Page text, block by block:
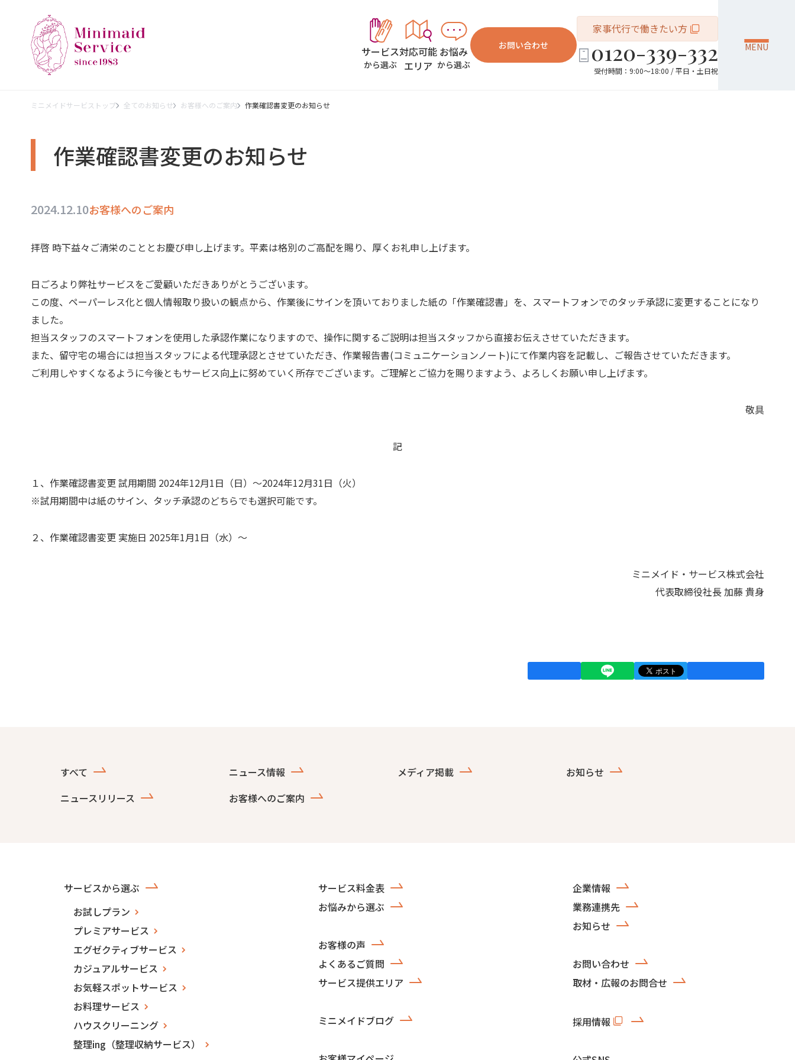
サービス
から選ぶ
対応可能
エリア
お悩み
から選ぶ
お問い合わせ
家事代行で働きたい方
0120-339-332
受付時間：9:00～18:00 / 平日・土日祝
MENU
ミニメイドサービストップ 全てのお知らせ お客様へのご案内 作業確認書変更のお知らせ
作業確認書変更のお知らせ
2024.12.10お客様へのご案内
拝啓 時下益々ご清栄のこととお慶び申し上げます。平素は格別のご高配を賜り、厚くお礼申し上げます。
日ごろより弊社サービスをご愛顧いただきありがとうございます。
この度、ペーパーレス化と個人情報取り扱いの観点から、作業後にサインを頂いておりました紙の「作業確認書」を、スマートフォンでのタッチ承認に変更することになり
ました。
担当スタッフのスマートフォンを使用した承認作業になりますので、操作に関するご説明は担当スタッフから直接お伝えさせていただきます。
また、留守宅の場合には担当スタッフによる代理承認とさせていただき、作業報告書(コミュニケーションノート)にて作業内容を記載し、ご報告させていただきます。
ご利用しやすくなるように今後ともサービス向上に努めていく所存でございます。ご理解とご協力を賜りますよう、よろしくお願い申し上げます。
敬具
記
１、作業確認書変更 試用期間 2024年12月1日（日）～2024年12月31日（火）
※試用期間中は紙のサイン、タッチ承認のどちらでも選択可能です。
２、作業確認書変更 実施日 2025年1月1日（水）～
ミニメイド・サービス株式会社
代表取締役社長 加藤 貴身
すべて ニュース情報 メディア掲載
お知らせ
ニュースリリース
お客様へのご案内
サービスから選ぶ
お試しプラン
プレミアサービス
エグゼクティブサービス
カジュアルサービス
お気軽スポットサービス
お料理サービス
ハウスクリーニング
整理ing（整理収納サービス）
サービス料金表
お悩みから選ぶ
お客様の声
よくあるご質問
サービス提供エリア
ミニメイドブログ
企業情報
業務連携先
お知らせ
お問い合わせ
取材・広報のお問合せ
採用情報